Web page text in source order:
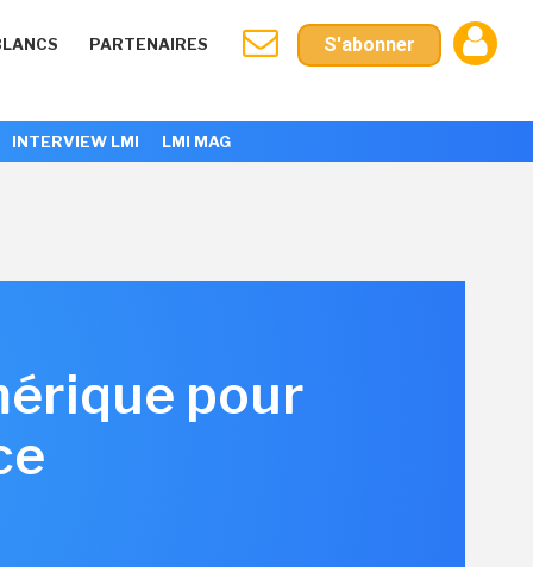
PARTENAIRES S'abonner
INTERVIEW LMI LMI MAG
pour